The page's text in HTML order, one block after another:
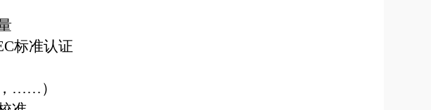
标准认证
…… ）